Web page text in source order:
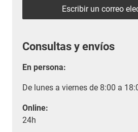
Escribir un correo
Consultas y envíos
En persona:
De lunes a viernes de 8:00 a
Online:
24h